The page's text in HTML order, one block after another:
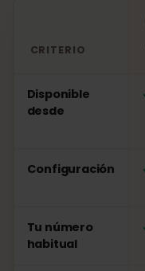
CRITERIO
Disponible
desde
Configuración
Tu número
habitual